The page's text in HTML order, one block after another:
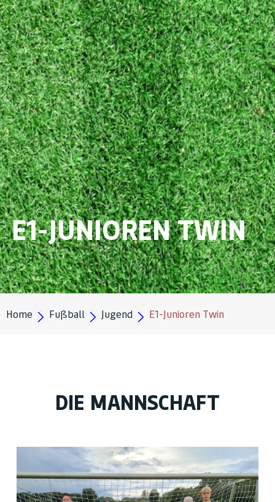
E1-JUNIOREN TWIN
Home Fußball Jugend E1-Junioren Twin
DIE MANNSCHAFT